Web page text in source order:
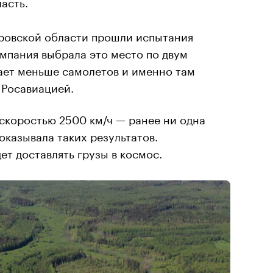
области прошли испытания
выбрала это место по двум
меньше самолетов и именно там
2500 км/ч — ранее ни одна
таких результатов.
доставлять грузы в космос.